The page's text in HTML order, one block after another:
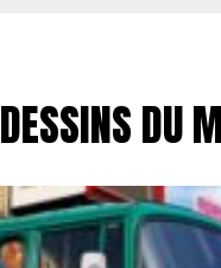
DESSINS DU